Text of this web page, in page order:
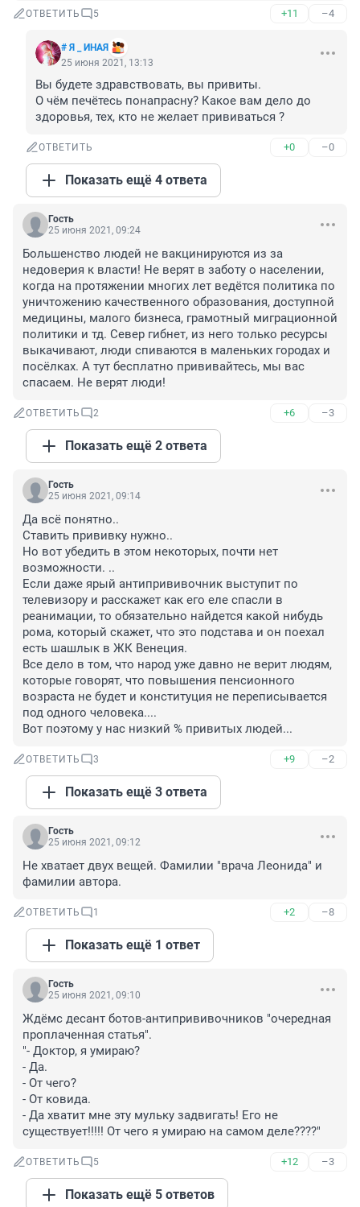
ОТВЕТИТЬ 5 +11 –4
# Я _ ИНАЯ
25 июня 2021, 13:13
Вы будете здравствовать, вы привиты.
О чём печётесь понапрасну? Какое вам дело до
здоровья, тех, кто не желает прививаться ?
ОТВЕТИТЬ +0 –0
Показать ещё 4 ответа
Гость
25 июня 2021, 09:24
Большенство людей не вакцинируются из за
недоверия к власти! Не верят в заботу о населении,
когда на протяжении многих лет ведётся политика по
уничтожению качественного образования, доступной
медицины, малого бизнеса, грамотный миграционной
политики и тд. Север гибнет, из него только ресурсы
выкачивают, люди спиваются в маленьких городах и
посёлках. А тут бесплатно прививайтесь, мы вас
спасаем. Не верят люди!
ОТВЕТИТЬ 2 +6 –3
Показать ещё 2 ответа
Гость
25 июня 2021, 09:14
Да всё понятно..
Ставить прививку нужно..
Но вот убедить в этом некоторых, почти нет
возможности. ..
Если даже ярый антипрививочник выступит по
телевизору и расскажет как его еле спасли в
реанимации, то обязательно найдется какой нибудь
рома, который скажет, что это подстава и он поехал
есть шашлык в ЖК Венеция.
Все дело в том, что народ уже давно не верит людям,
которые говорят, что повышения пенсионного
возраста не будет и конституция не переписывается
под одного человека....
Вот поэтому у нас низкий % привитых людей...
ОТВЕТИТЬ 3 +9 –2
Показать ещё 3 ответа
Гость
25 июня 2021, 09:12
Не хватает двух вещей. Фамилии "врача Леонида" и
фамилии автора.
ОТВЕТИТЬ 1 +2 –8
Показать ещё 1 ответ
Гость
25 июня 2021, 09:10
Ждёмс десант ботов-антипрививочников "очередная
проплаченная статья".
"- Доктор, я умираю?
- Да.
- От чего?
- От ковида.
- Да хватит мне эту мульку задвигать! Его не
существует!!!!! От чего я умираю на самом деле????"
ОТВЕТИТЬ 5 +12 –3
Показать ещё 5 ответов